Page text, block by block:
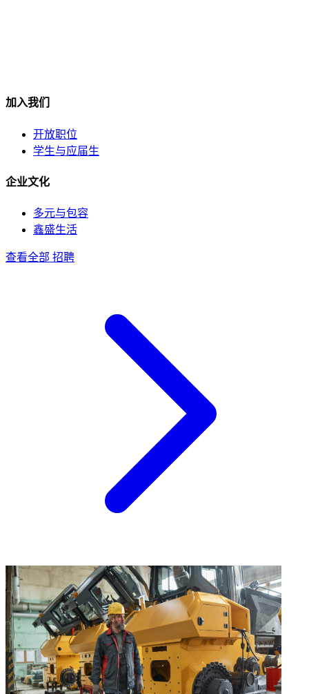
加入我们
开放职位
学生与应届生
企业文化
多元与包容
鑫盛生活
查看全部 招聘